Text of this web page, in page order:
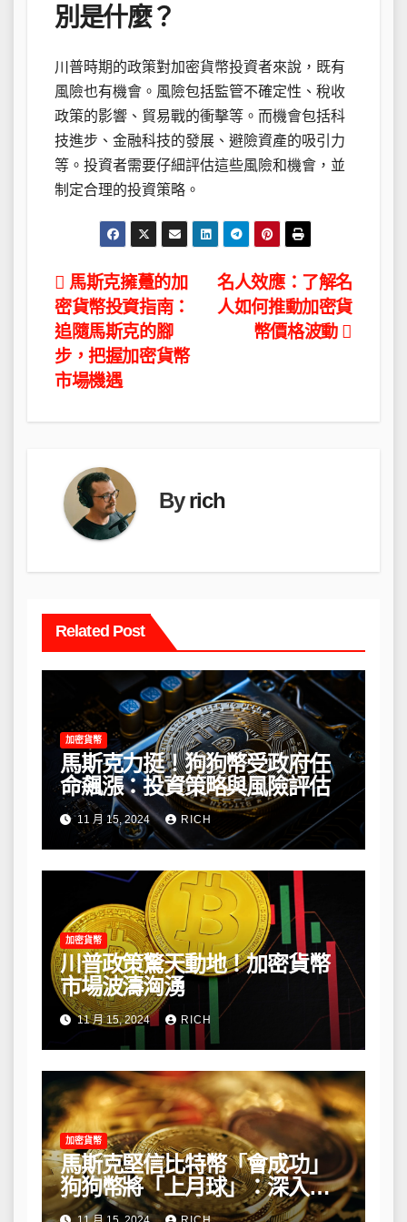
別是什麼？
川普時期的政策對加密貨幣投資者來說，既有
風險也有機會。風險包括監管不確定性、稅收
政策的影響、貿易戰的衝擊等。而機會包括科
技進步、金融科技的發展、避險資產的吸引力
等。投資者需要仔細評估這些風險和機會，並
制定合理的投資策略。
文
章
導
名人效應：了解名
人如何推動加密貨
幣價格波動
馬斯克擁躉的加
密貨幣投資指南：
追隨馬斯克的腳
步，把握加密貨幣
市場機遇
Byrich
Related Post
加密貨幣
馬斯克力挺！狗狗幣受政府任
命飆漲：投資策略與風險評估
11 月 15, 2024 RICH
加密貨幣
川普政策驚天動地！加密貨幣
市場波濤洶湧
11 月 15, 2024 RICH
加密貨幣
馬斯克堅信比特幣「會成功」
狗狗幣將「上月球」：深入解
析他的長期看法